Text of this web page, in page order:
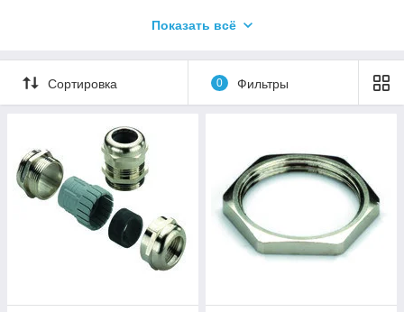
переходный период - до 01.03.2001 - PG-стандарт был
частей к изделиям, использующим резьбу PG. Десять
размеров PG7 / 9 / 11 / 13,5 / 16 / 21 / 29 / 36 / 42 и PG 48
были заменены восемью метрическими размерами: M12 / 16
Прямая взаимозаменяемость между этими двумя системами
не предусмотрена.
Показать всё
Сортировка 0 Фильтры